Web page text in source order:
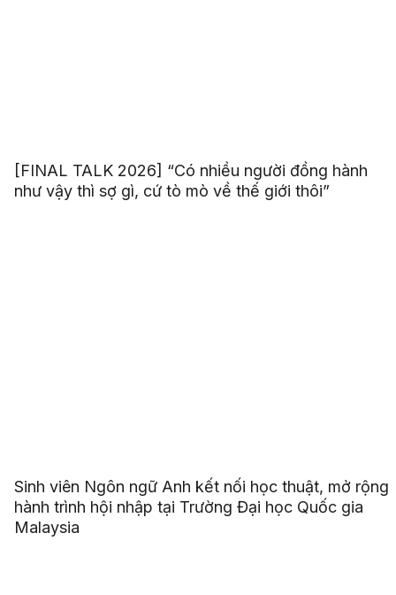
[FINAL TALK 2026] “Có nhiều người đồng hành
như vậy thì sợ gì, cứ tò mò về thế giới thôi”
Sinh viên Ngôn ngữ Anh kết nối học thuật, mở rộng
hành trình hội nhập tại Trường Đại học Quốc gia
Malaysia